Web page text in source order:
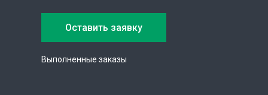
Оставить заявку
Выполненные заказы